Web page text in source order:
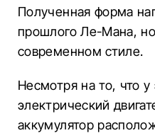
Полученная форма
прошлого Ле-Мана,
современном стиле.
Несмотря на то, что у
электрический
аккумулятор